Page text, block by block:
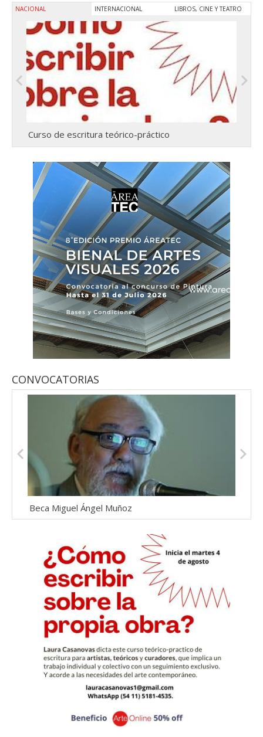
NACIONAL INTERNACIONAL LIBROS, CINE Y TEATRO
Curso de escritura teórico-práctico
CONVOCATORIAS
Beca Miguel Ángel Muñoz